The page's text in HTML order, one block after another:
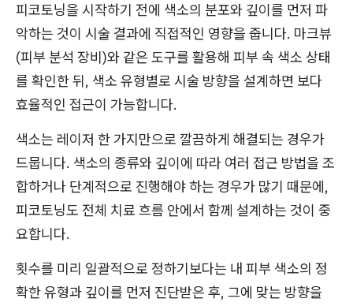
피코토닝을 시작하기 전에 색소의 분포와 깊이를 먼저 파
악하는 것이 시술 결과에 직접적인 영향을 줍니다. 마크뷰
(피부 분석 장비)와 같은 도구를 활용해 피부 속 색소 상태
를 확인한 뒤, 색소 유형별로 시술 방향을 설계하면 보다
효율적인 접근이 가능합니다.
색소는 레이저 한 가지만으로 깔끔하게 해결되는 경우가
드뭅니다. 색소의 종류와 깊이에 따라 여러 접근 방법을 조
합하거나 단계적으로 진행해야 하는 경우가 많기 때문에,
피코토닝도 전체 치료 흐름 안에서 함께 설계하는 것이 중
요합니다.
횟수를 미리 일괄적으로 정하기보다는 내 피부 색소의 정
확한 유형과 깊이를 먼저 진단받은 후, 그에 맞는 방향을